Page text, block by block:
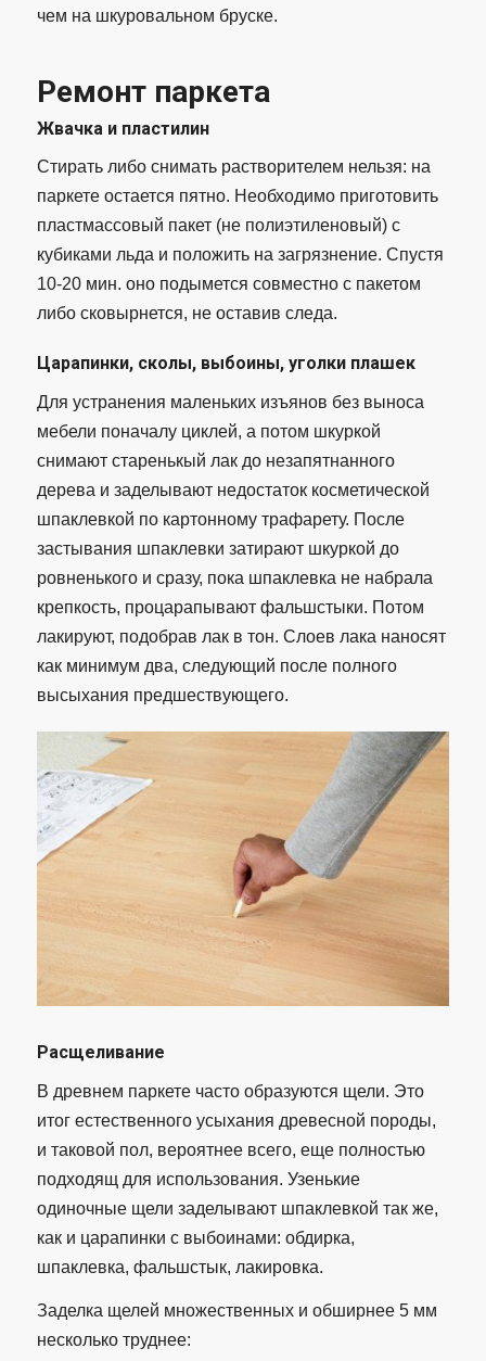
чем на шкуровальном бруске.
Ремонт паркета
Жвачка и пластилин
Стирать либо снимать растворителем нельзя: на
паркете остается пятно. Необходимо приготовить
пластмассовый пакет (не полиэтиленовый) с
кубиками льда и положить на загрязнение. Спустя
10-20 мин. оно подымется совместно с пакетом
либо сковырнется, не оставив следа.
Царапинки, сколы, выбоины, уголки плашек
Для устранения маленьких изъянов без выноса
мебели поначалу циклей, а потом шкуркой
снимают старенькый лак до незапятнанного
дерева и заделывают недостаток косметической
шпаклевкой по картонному трафарету. После
застывания шпаклевки затирают шкуркой до
ровненького и сразу, пока шпаклевка не набрала
крепкость, процарапывают фальшстыки. Потом
лакируют, подобрав лак в тон. Слоев лака наносят
как минимум два, следующий после полного
высыхания предшествующего.
Расщеливание
В древнем паркете часто образуются щели. Это
итог естественного усыхания древесной породы,
и таковой пол, вероятнее всего, еще полностью
подходящ для использования. Узенькие
одиночные щели заделывают шпаклевкой так же,
как и царапинки с выбоинами: обдирка,
шпаклевка, фальшстык, лакировка.
Заделка щелей множественных и обширнее 5 мм
несколько труднее: